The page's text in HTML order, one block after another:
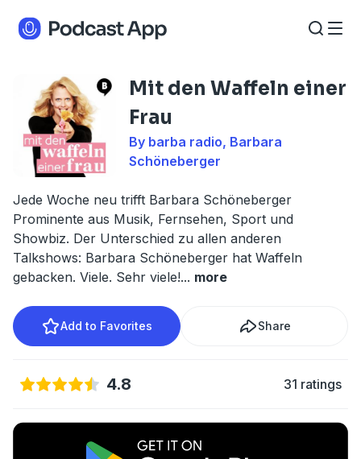
Mit den Waffeln einer
Frau
By barba radio, Barbara
Schöneberger
Jede Woche neu trifft Barbara Schöneberger
Prominente aus Musik, Fernsehen, Sport und
Showbiz. Der Unterschied zu allen anderen
Talkshows: Barbara Schöneberger hat Waffeln
gebacken. Viele. Sehr viele!... more
Add to Favorites Share
4.8 31 ratings